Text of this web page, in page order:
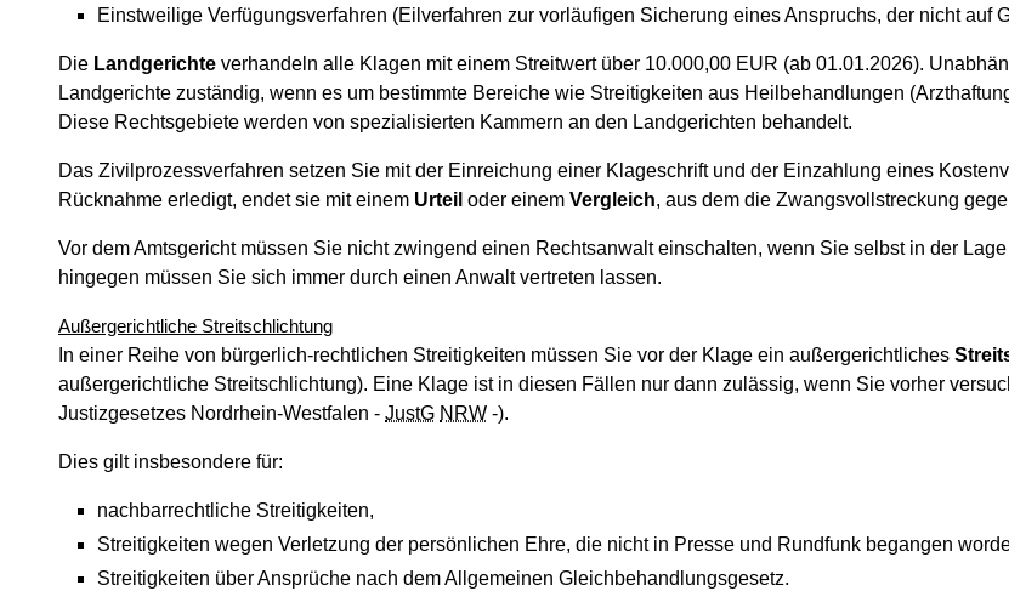
Einstweilige Verfügungsverfahren (Eilverfahren zur vorläufigen Sicherung eines Anspruchs, der nicht auf
Die Landgerichte verhandeln alle Klagen mit einem Streitwert über 10.000,00 EUR (ab 01.01.2026).
Landgerichte zuständig, wenn es um bestimmte Bereiche wie Streitigkeiten aus Heilbehandlungen
Diese Rechtsgebiete werden von spezialisierten Kammern an den Landgerichten behandelt.
Das Zivilprozessverfahren setzen Sie mit der Einreichung einer Klageschrift und der Einzahlung eines
Rücknahme erledigt, endet sie mit einem Urteil oder einem Vergleich, aus dem die Zwangsvollstreckung
Vor dem Amtsgericht müssen Sie nicht zwingend einen Rechtsanwalt einschalten, wenn Sie selbst in der
hingegen müssen Sie sich immer durch einen Anwalt vertreten lassen.
Außergerichtliche Streitschlichtung
In einer Reihe von bürgerlich-rechtlichen Streitigkeiten müssen Sie vor der Klage ein außergerichtliches
außergerichtliche Streitschlichtung). Eine Klage ist in diesen Fällen nur dann zulässig, wenn Sie vorher
Justizgesetzes Nordrhein-Westfalen - JustG NRW -).
Dies gilt insbesondere für:
nachbarrechtliche Streitigkeiten,
Streitigkeiten wegen Verletzung der persönlichen Ehre, die nicht in Presse und Rundfunk begangen
Streitigkeiten über Ansprüche nach dem Allgemeinen Gleichbehandlungsgesetz.